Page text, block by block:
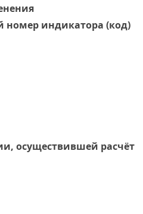
индикатора (код)
осуществившей расчёт